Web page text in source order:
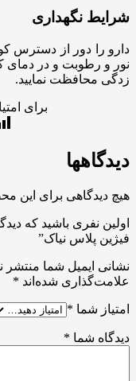
شرایط نگهداری
دارو را دور از دسترس
زدگی محافظت نمایید.
برای
دیدگاهها
هیچ دیدگاهی برای این
اولین نفری باشید که
فیژین پلاس نیاک”
نشانی ایمیل شما منتشر
علامت‌گذاری شده‌اند *
امتیاز شما *
دیدگاه شما *